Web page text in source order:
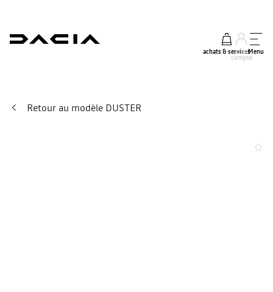
achats & services
mon
compte
Menu
Retour au modèle DUSTER